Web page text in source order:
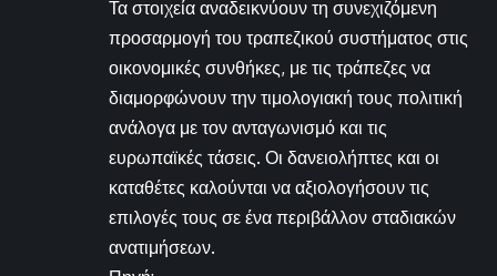
Τα στοιχεία αναδεικνύουν τη συνεχιζόμενη
προσαρμογή του τραπεζικού συστήματος στις
οικονομικές συνθήκες, με τις τράπεζες να
διαμορφώνουν την τιμολογιακή τους πολιτική
ανάλογα με τον ανταγωνισμό και τις
ευρωπαϊκές τάσεις. Οι δανειολήπτες και οι
καταθέτες καλούνται να αξιολογήσουν τις
επιλογές τους σε ένα περιβάλλον σταδιακών
ανατιμήσεων.